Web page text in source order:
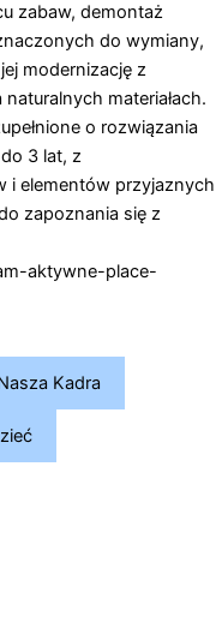
zabaw, demontaż
do wymiany,
modernizację z
materiałach.
o rozwiązania
3 lat, z
i elementów przyjaznych
zapoznania się z
aktywne-place-
Kadra